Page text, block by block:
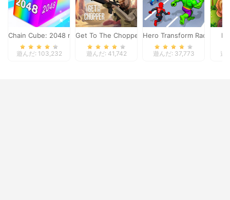
Chain Cube: 2048 merge
遊んだ: 103,232
Get To The Chopper
遊んだ: 41,742
Hero Transform Race
遊んだ: 37,773 遊